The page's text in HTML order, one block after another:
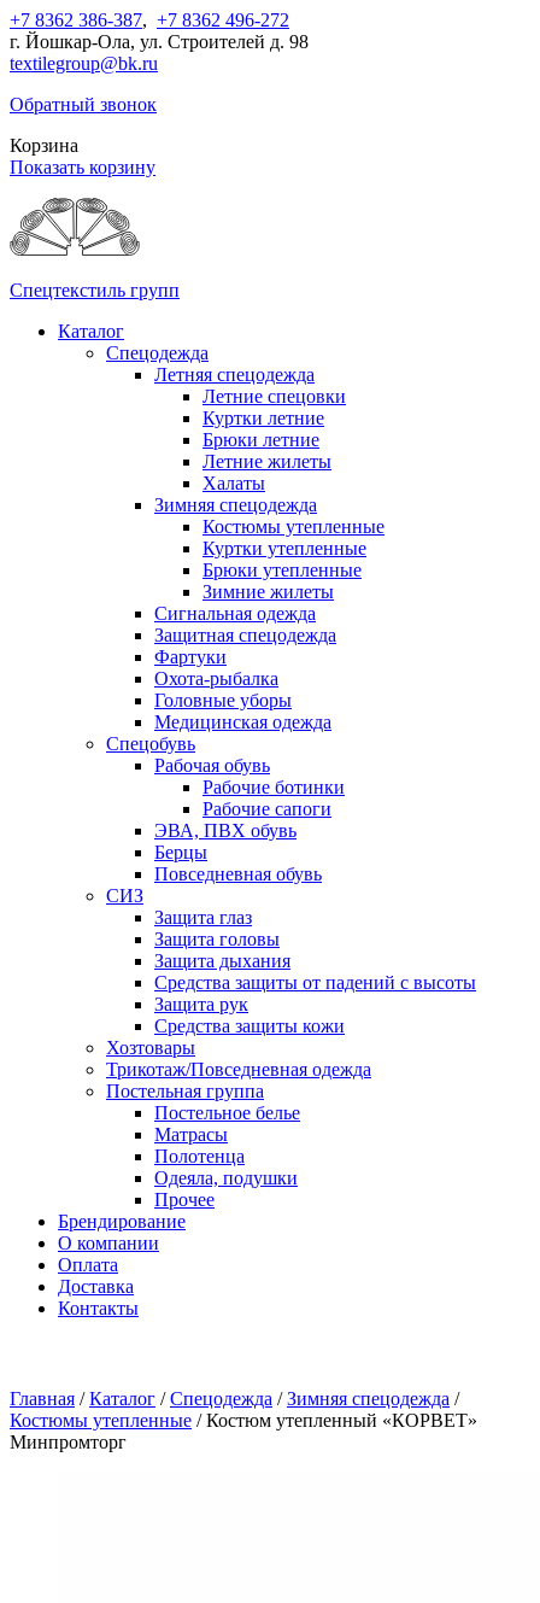
+7 8362 386-387, +7 8362 496-272
г. Йошкар-Ола, ул. Строителей д. 98
textilegroup@bk.ru
Обратный звонок
Корзина
Показать корзину
Спецтекстиль групп
Каталог
Спецодежда
Летняя спецодежда
Летние спецовки
Куртки летние
Брюки летние
Летние жилеты
Халаты
Зимняя спецодежда
Костюмы утепленные
Куртки утепленные
Брюки утепленные
Зимние жилеты
Сигнальная одежда
Защитная спецодежда
Фартуки
Охота-рыбалка
Головные уборы
Медицинская одежда
Спецобувь
Рабочая обувь
Рабочие ботинки
Рабочие сапоги
ЭВА, ПВХ обувь
Берцы
Повседневная обувь
СИЗ
Защита глаз
Защита головы
Защита дыхания
Средства защиты от падений с высоты
Защита рук
Средства защиты кожи
Хозтовары
Трикотаж/Повседневная одежда
Постельная группа
Постельное белье
Матрасы
Полотенца
Одеяла, подушки
Прочее
Брендирование
О компании
Оплата
Доставка
Контакты
Главная / Каталог / Спецодежда / Зимняя спецодежда /
Костюмы утепленные / Костюм утепленный «КОРВЕТ»
Минпромторг